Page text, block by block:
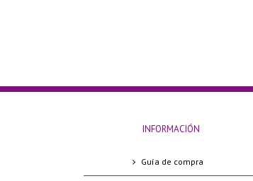
INFORMACIÓN
Guía de compra